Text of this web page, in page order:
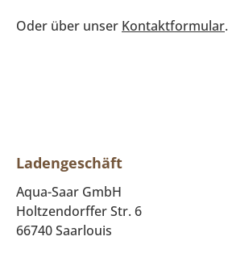
Oder über unser Kontaktformular.
Ladengeschäft
Aqua-Saar GmbH
Holtzendorffer Str. 6
66740 Saarlouis